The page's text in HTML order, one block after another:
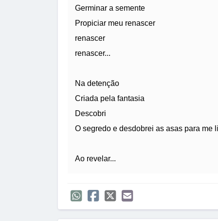
Germinar a semente
Propiciar meu renascer
renascer
renascer...
Na detenção
Criada pela fantasia
Descobri
O segredo e desdobrei as asas para me
Ao revelar...